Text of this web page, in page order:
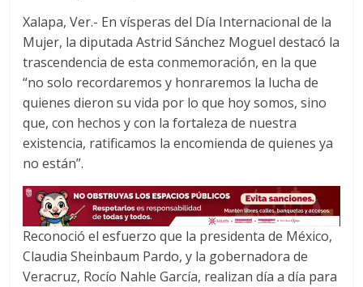
o
k
r
p
p
Xalapa, Ver.- En vísperas del Día Internacional de la
Mujer, la diputada Astrid Sánchez Moguel destacó la
trascendencia de esta conmemoración, en la que
“no solo recordaremos y honraremos la lucha de
quienes dieron su vida por lo que hoy somos, sino
que, con hechos y con la fortaleza de nuestra
existencia, ratificamos la encomienda de quienes ya
no están”.
Reconoció el esfuerzo que la presidenta de México,
Claudia Sheinbaum Pardo, y la gobernadora de
Veracruz, Rocío Nahle García, realizan día a día para